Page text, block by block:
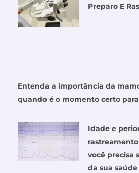
Preparo E
Entenda a importância da
quando é o momento certo
Idade e
você precisa
da sua saúde